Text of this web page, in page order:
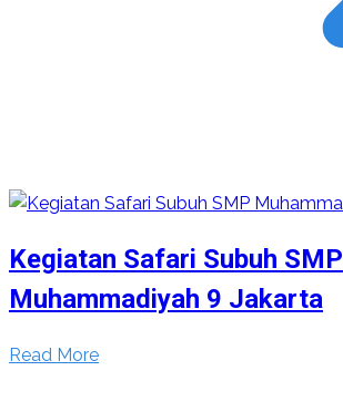
Kegiatan Safari Subuh SMP
Muhammadiyah 9 Jakarta
Read More